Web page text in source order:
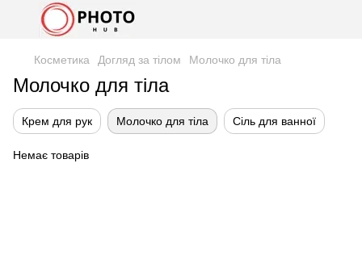
Косметика Догляд за тілом Молочко для тіла
Молочко для тіла
Крем для рук Молочко для тіла Сіль для ванної
Немає товарів